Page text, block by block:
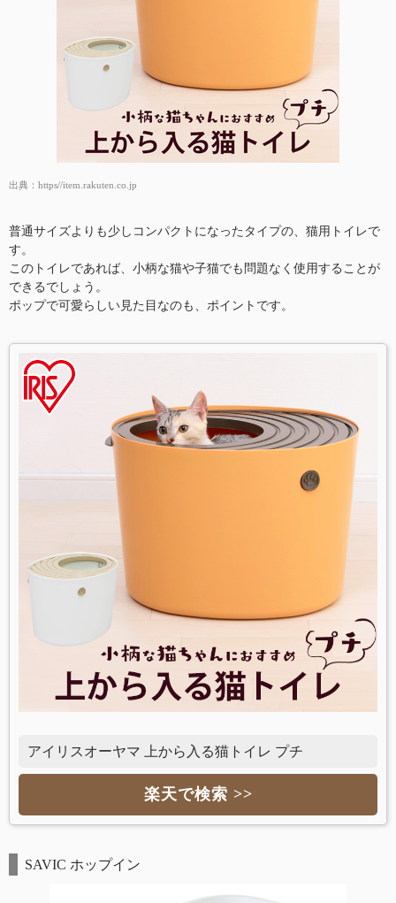
出典： https//item.rakuten.co.jp
普通サイズよりも少しコンパクトになったタイプの、猫用トイレで
す。
このトイレであれば、小柄な猫や子猫でも問題なく使用することが
できるでしょう。
ポップで可愛らしい見た目なのも、ポイントです。
アイリスオーヤマ 上から入る猫トイレ プチ
楽天で検索 >>
SAVIC ホップイン